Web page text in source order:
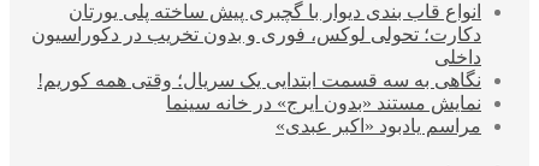
انواع قاب بندی دیوار با گچبری پیش ساخته پلی یورتان
دکارت؛ تحولی لوکس، فوری و بدون تخریب در دکوراسیون
داخلی
نگاهی به سه قسمت ابتدایی یک سریال؛ وقتی همه کوریم!
نمایش مستند «بدون ایرج» در خانه سینما
مراسم یادبود «اکبر عبدی»